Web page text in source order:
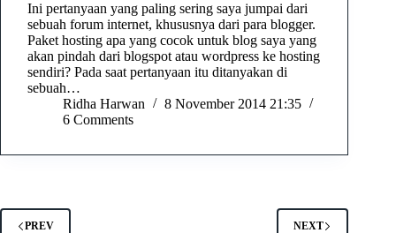
Ini pertanyaan yang paling sering saya jumpai dari
sebuah forum internet, khususnya dari para blogger.
Paket hosting apa yang cocok untuk blog saya yang
akan pindah dari blogspot atau wordpress ke hosting
sendiri? Pada saat pertanyaan itu ditanyakan di
sebuah…
Ridha Harwan
8 November 2014 21:35
6 Comments
PREV NEXT